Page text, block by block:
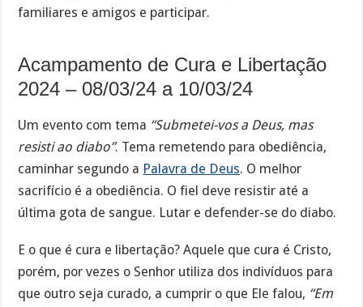
familiares e amigos e participar.
Acampamento de Cura e Libertação
2024 – 08/03/24 a 10/03/24
Um evento com tema “Submetei-vos a Deus, mas
resisti ao diabo”. Tema remetendo para obediência,
caminhar segundo a Palavra de Deus. O melhor
sacrifício é a obediência. O fiel deve resistir até a
última gota de sangue. Lutar e defender-se do diabo.
E o que é cura e libertação? Aquele que cura é Cristo,
porém, por vezes o Senhor utiliza dos indivíduos para
que outro seja curado, a cumprir o que Ele falou, “Em